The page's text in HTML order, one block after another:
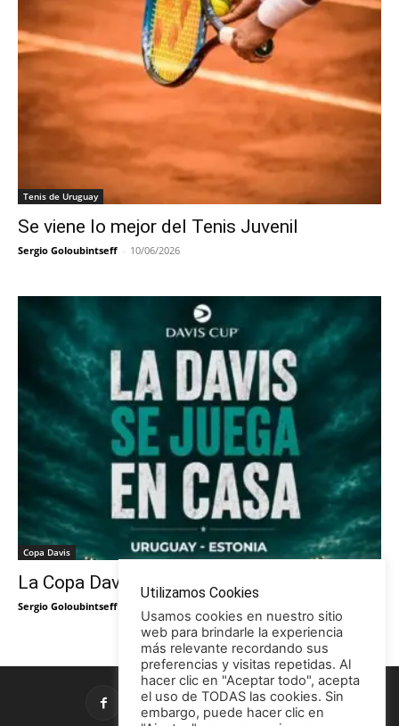
Tenis de Uruguay
Se viene lo mejor del Tenis Juvenil
Sergio Goloubintseff - 10/06/2026
Copa Davis
La Copa Davis vuelve al Círculo
Sergio Goloubintseff
Utilizamos Cookies
Usamos cookies en nuestro sitio
web para brindarle la experiencia
más relevante recordando sus
preferencias y visitas repetidas. Al
hacer clic en "Aceptar todo", acepta
el uso de TODAS las cookies. Sin
embargo, puede hacer clic en